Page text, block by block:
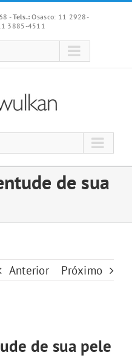
-Tels.: Osasco: 11 2928-
3885-4511
de sua
Anterior Próximo
de sua pele